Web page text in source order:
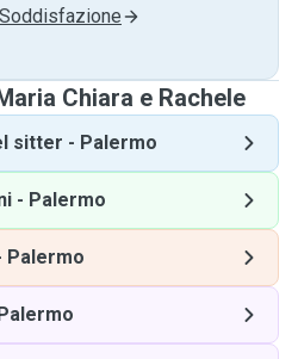
Chiara e Rachele
sitter - Palermo
- Palermo
Palermo